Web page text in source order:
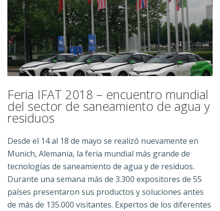
Feria IFAT 2018 – encuentro mundial
del sector de saneamiento de agua y
residuos
Desde el 14 al 18 de mayo se realizó nuevamente en
Munich, Alemania, la feria mundial más grande de
tecnologías de saneamiento de agua y de residuos.
Durante una semana más de 3.300 expositores de 55
países presentaron sus productos y soluciones antes
de más de 135.000 visitantes. Expertos de los diferentes